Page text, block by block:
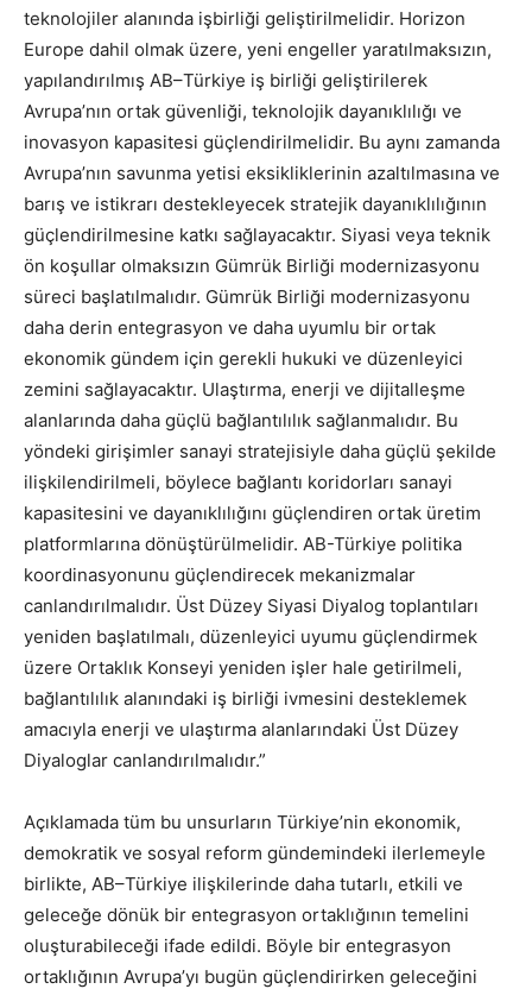
teknolojiler alanında işbirliği geliştirilmelidir. Horizon
Europe dahil olmak üzere, yeni engeller yaratılmaksızın,
yapılandırılmış AB–Türkiye iş birliği geliştirilerek
Avrupa’nın ortak güvenliği, teknolojik dayanıklılığı ve
inovasyon kapasitesi güçlendirilmelidir. Bu aynı zamanda
Avrupa’nın savunma yetisi eksikliklerinin azaltılmasına ve
barış ve istikrarı destekleyecek stratejik dayanıklılığının
güçlendirilmesine katkı sağlayacaktır. Siyasi veya teknik
ön koşullar olmaksızın Gümrük Birliği modernizasyonu
süreci başlatılmalıdır. Gümrük Birliği modernizasyonu
daha derin entegrasyon ve daha uyumlu bir ortak
ekonomik gündem için gerekli hukuki ve düzenleyici
zemini sağlayacaktır. Ulaştırma, enerji ve dijitalleşme
alanlarında daha güçlü bağlantılılık sağlanmalıdır. Bu
yöndeki girişimler sanayi stratejisiyle daha güçlü şekilde
ilişkilendirilmeli, böylece bağlantı koridorları sanayi
kapasitesini ve dayanıklılığını güçlendiren ortak üretim
platformlarına dönüştürülmelidir. AB-Türkiye politika
koordinasyonunu güçlendirecek mekanizmalar
canlandırılmalıdır. Üst Düzey Siyasi Diyalog toplantıları
yeniden başlatılmalı, düzenleyici uyumu güçlendirmek
üzere Ortaklık Konseyi yeniden işler hale getirilmeli,
bağlantılılık alanındaki iş birliği ivmesini desteklemek
amacıyla enerji ve ulaştırma alanlarındaki Üst Düzey
Diyaloglar canlandırılmalıdır.”
Açıklamada tüm bu unsurların Türkiye’nin ekonomik,
demokratik ve sosyal reform gündemindeki ilerlemeyle
birlikte, AB–Türkiye ilişkilerinde daha tutarlı, etkili ve
geleceğe dönük bir entegrasyon ortaklığının temelini
oluşturabileceği ifade edildi. Böyle bir entegrasyon
ortaklığının Avrupa’yı bugün güçlendirirken geleceğini